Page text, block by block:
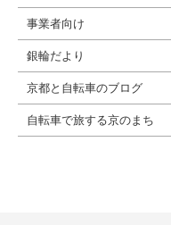
事業者向け
銀輪だより
京都と自転車のブログ
自転車で旅する京のまち